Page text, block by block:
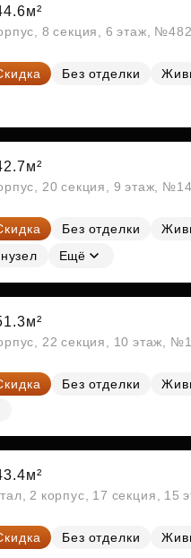
8 секция, 6 этаж, №482
Без отделки
20 секция, 9 этаж,
Без отделки
Ещё
22 секция, 10 этаж,
Без отделки
2 корпус, 17 секция, 15
Без отделки